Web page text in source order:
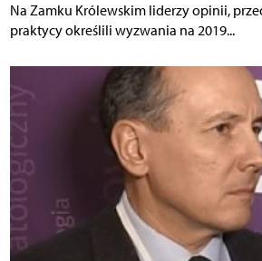
Na Zamku Królewskim liderzy opinii,
praktycy określili wyzwania na 2019...